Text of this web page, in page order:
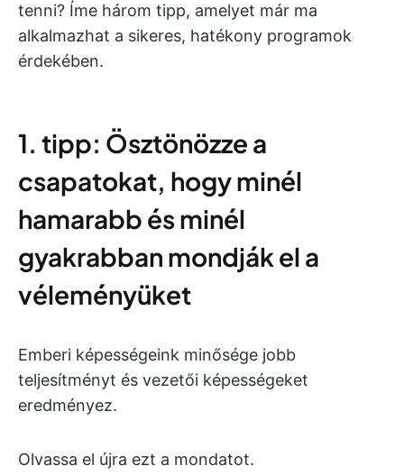
tenni? Íme három tipp, amelyet már ma
alkalmazhat a sikeres, hatékony programok
érdekében.
1. tipp: Ösztönözze a
csapatokat, hogy minél
hamarabb és minél
gyakrabban mondják el a
véleményüket
Emberi képességeink minősége jobb
teljesítményt és vezetői képességeket
eredményez.
Olvassa el újra ezt a mondatot.